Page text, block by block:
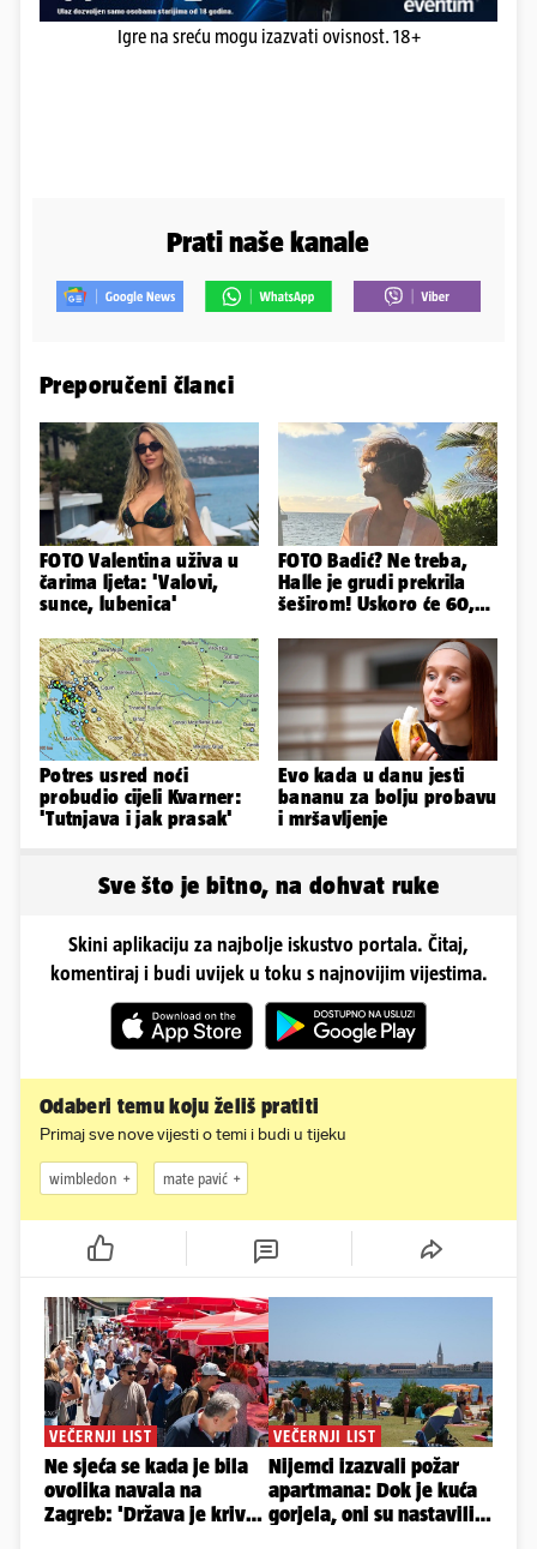
Igre na sreću mogu izazvati ovisnost. 18+
Prati naše kanale
Preporučeni članci
FOTO Valentina uživa u
čarima ljeta: 'Valovi,
sunce, lubenica'
FOTO Badić? Ne treba,
Halle je grudi prekrila
šeširom! Uskoro će 60,
Potres usred noći
probudio cijeli Kvarner:
'Tutnjava i jak prasak'
Evo kada u danu jesti
bananu za bolju probavu
i mršavljenje
Sve što je bitno, na dohvat ruke
Skini aplikaciju za najbolje iskustvo portala. Čitaj,
komentiraj i budi uvijek u toku s najnovijim vijestima.
Odaberi temu koju želiš pratiti
Primaj sve nove vijesti o temi i budi u tijeku
wimbledon mate pavić